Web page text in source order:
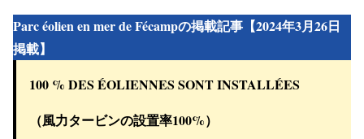
Parc éolien en mer de Fécampの掲載記事【2024年3月26日
掲載】
100 % DES ÉOLIENNES SONT INSTALLÉES
（風力タービンの設置率100%）